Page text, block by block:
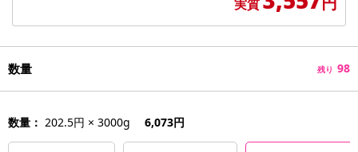
実質
数量 残り 98
数量： 202.5円 × 3000g 6,073円